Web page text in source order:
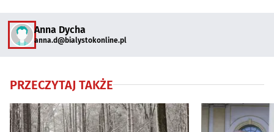
Anna Dycha
anna.d@bialystokonline.pl
PRZECZYTAJ TAKŻE